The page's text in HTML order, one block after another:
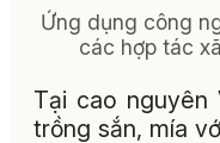
Ứng dụng công
các hợp tác
Tại cao nguyên
trồng sắn, mía